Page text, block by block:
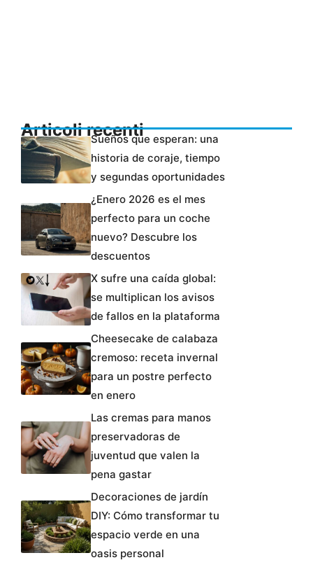
Articoli recentiSueños que esperan: una
historia de coraje, tiempo
y segundas oportunidades
¿Enero 2026 es el mes
perfecto para un coche
nuevo? Descubre los
descuentos
X sufre una caída global:
se multiplican los avisos
de fallos en la plataforma
Cheesecake de calabaza
cremoso: receta invernal
para un postre perfecto
en enero
Las cremas para manos
preservadoras de
juventud que valen la
pena gastar
Decoraciones de jardín
DIY: Cómo transformar tu
espacio verde en una
oasis personal